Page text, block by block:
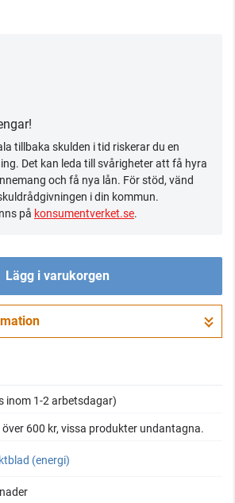
tillbaka skulden i tid riskerar du en
Det kan leda till svårigheter att få hyra
och få nya lån. För stöd, vänd
i din kommun.
på konsumentverket.se.
Lägg i varukorgen
Gå till kassan
inom 1-2 arbetsdagar)
600 kr, vissa produkter undantagna.
(energi)